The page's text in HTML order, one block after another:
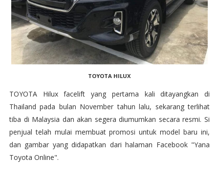
TOYOTA HILUX
TOYOTA Hilux facelift yang pertama kali ditayangkan di
Thailand pada bulan November tahun lalu, sekarang terlihat
tiba di Malaysia dan akan segera diumumkan secara resmi. Si
penjual telah mulai membuat promosi untuk model baru ini,
dan gambar yang didapatkan dari halaman Facebook "Yana
Toyota Online".